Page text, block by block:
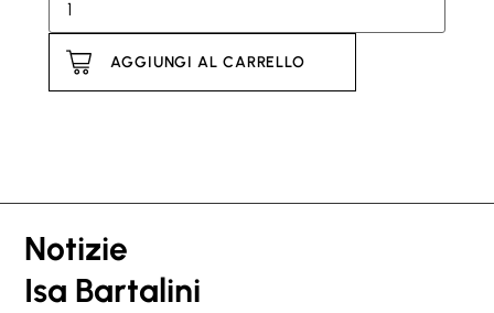
AGGIUNGI AL CARRELLO
Notizie
Isa Bartalini